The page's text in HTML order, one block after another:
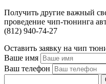
Получить другие важный
проведение чип-тюнинга
(812) 940-74-27
Оставить заявку на чип
Ваше имя
Ваш телефон